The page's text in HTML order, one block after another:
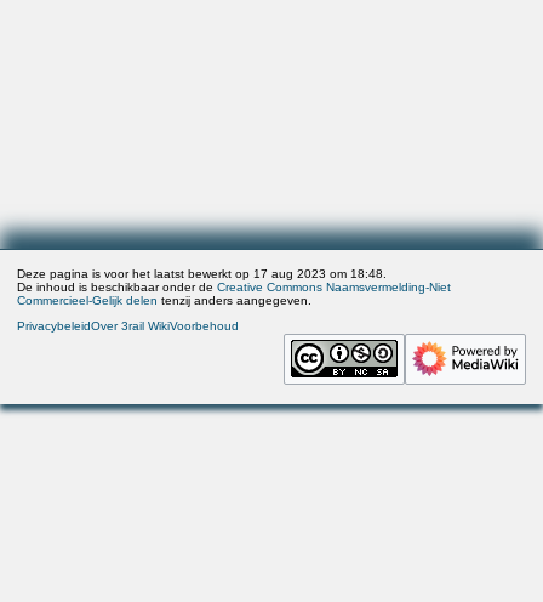
Deze pagina is voor het laatst bewerkt op 17 aug 2023 om 18:48.
De inhoud is beschikbaar onder deCreative Commons Naamsvermelding-Niet
Commercieel-Gelijk delen tenzij anders aangegeven.
PrivacybeleidOver 3rail WikiVoorbehoud